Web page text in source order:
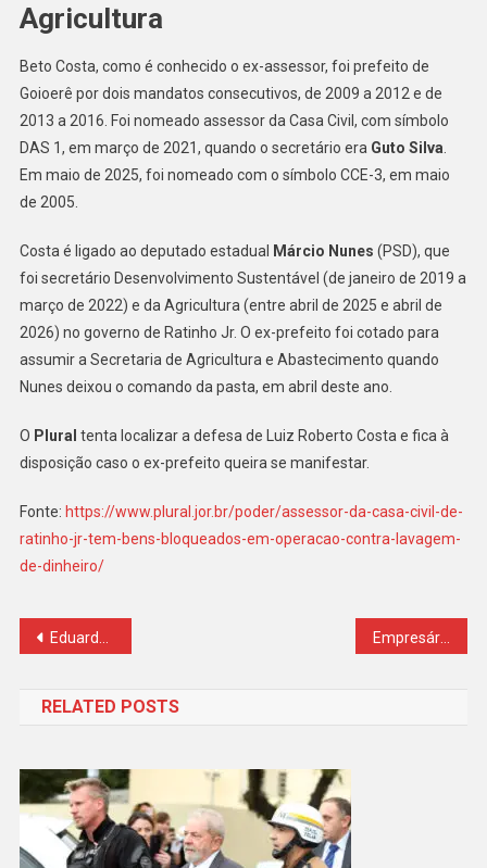
Agricultura
Beto Costa, como é conhecido o ex-assessor, foi prefeito de
Goioerê por dois mandatos consecutivos, de 2009 a 2012 e de
2013 a 2016. Foi nomeado assessor da Casa Civil, com símbolo
DAS 1, em março de 2021, quando o secretário era Guto Silva
Em maio de 2025, foi nomeado com o símbolo CCE-3, em maio
de 2005.
Costa é ligado ao deputado estadual Márcio Nunes (PSD), que
foi secretário Desenvolvimento Sustentável (de janeiro de 2019 a
março de 2022) e da Agricultura (entre abril de 2025 e abril de
2026) no governo de Ratinho Jr. O ex-prefeito foi cotado para
assumir a Secretaria de Agricultura e Abastecimento quando
Nunes deixou o comando da pasta, em abril deste ano.
O Plural tenta localizar a defesa de Luiz Roberto Costa e fica à
disposição caso o ex-prefeito queira se manifestar.
Fonte: https://www.plural.jor.br/poder/assessor-da-casa-civil-de-
ratinho-jr-tem-bens-bloqueados-em-operacao-contra-lavagem-
de-dinheiro/
Navegação
Post
Eduardo Bolsonaro atuou como produtor de filme que recebeu dinheiro de Vorcaro; função incluía captação de recursos, diz site
RELATED POSTS